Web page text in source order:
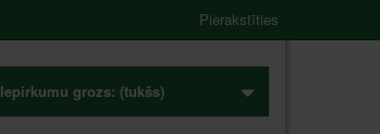
Pierakstīties
Iepirkumu grozs: (tukšs)